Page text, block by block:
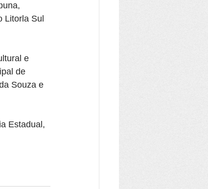
Litorla Sul
e
de
Souza e
Estadual,